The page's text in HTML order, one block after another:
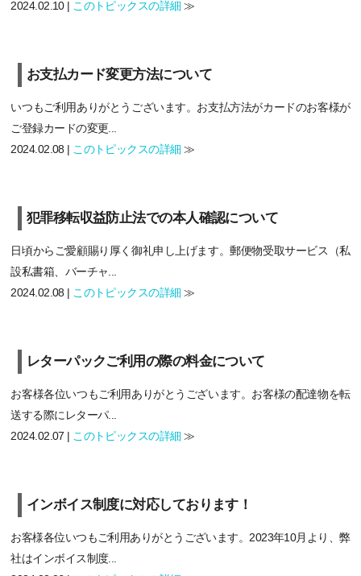
2024.02.10 | このトピックスの詳細 ≫
お支払カード変更方法について
いつもご利用ありがとうございます。お支払方法がカードのお客様が
ご登録カードの変更...
2024.02.08 | このトピックスの詳細 ≫
犯罪移転収益防止法での本人確認について
日頃からご愛顧賜り厚く御礼申し上げます。郵便物受取サービス（私
設私書箱、バーチャ...
2024.02.08 | このトピックスの詳細 ≫
レターパックご利用の際の料金について
お客様各位いつもご利用ありがとうございます。お客様の配達物を転
送する際にレターパ...
2024.02.07 | このトピックスの詳細 ≫
インボイス制度に対応しております！
お客様各位いつもご利用ありがとうございます。2023年10月より、弊
社はインボイス制度...